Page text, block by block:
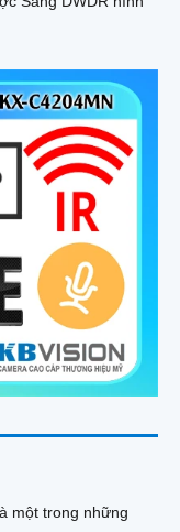
một trong những